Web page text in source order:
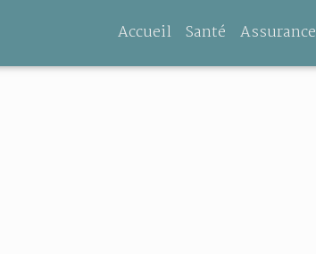
Accueil Santé Assurance